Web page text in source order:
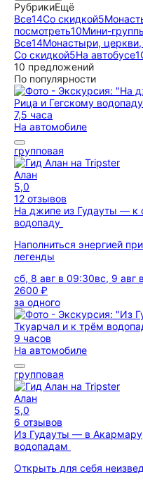
РубрикиЕщё
Все14Со скидкой5
посмотреть10Мини-
Все14Монастыри,
Со скидкой5На автобусе1
10 предложений
По популярности
7,5 часа
На автомобиле
групповая
Алан
5,0
12 отзывов
На джипе из Гудауты — к
водопаду
Наполниться энергией
легенды
сб, 8 авг в 09:30вс, 9 авг
2600 ₽
за одного
9 часов
На автомобиле
групповая
Алан
5,0
6 отзывов
Из Гудауты — в
водопадам
Открыть для себя